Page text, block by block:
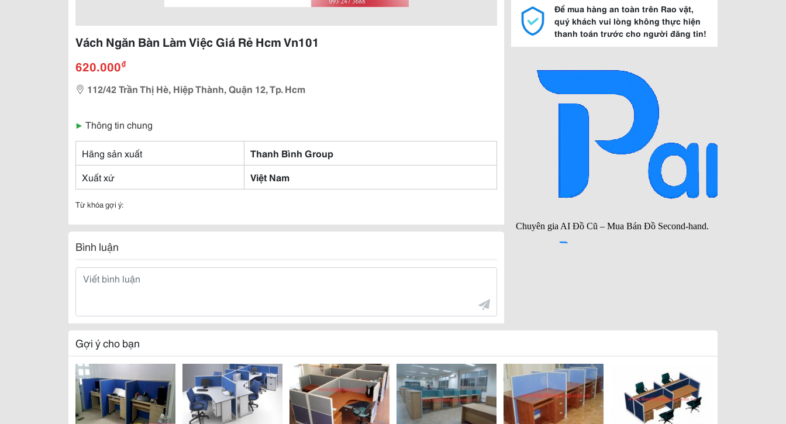
Vách Ngăn Bàn Làm Việc Giá Rẻ Hcm Vn101
620.000₫
112/42 Trần Thị Hè, Hiệp Thành, Quận 12, Tp. Hcm
▶ Thông tin chung
Hãng sản xuất
Thanh Bình Group
Xuất xứ
Việt Nam
Từ khóa gợi ý:
Bình luận
Để mua hàng an toàn trên Rao vặt,
quý khách vui lòng không thực hiện
thanh toán trước cho người đăng tin!
Gợi ý cho bạn